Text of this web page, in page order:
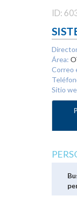
ID:
Área:
Correo
Sitio